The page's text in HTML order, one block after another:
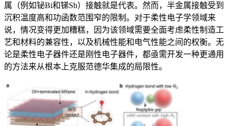
属（例如铋Bi和锑Sb）接触就是代表。然而，半金属接触受到
沉积温度高和功函数范围窄的限制。对于柔性电子学领域来
说，情况变得更加糟糕，因为该领域需要全面考虑柔性制造工
艺和材料的兼容性，以及机械性能和电气性能之间的权衡。无
论是柔性电子器件还是刚性电子器件，都亟需开发一种更通用
的方法来从根本上克服范德华集成的局限性。